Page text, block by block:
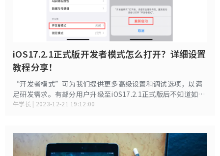
iOS17.2.1正式版开发者模式怎么打开？详细设置
教程分享！
“开发者模式”可为我们提供更多高级设置和调试选项，以满
足研发需求。有部分用户升级至iOS17.2.1正式版后不知道如何
打开“开发者模式”，iOS17.2.1正式版如何打开“开发者模
牛学长 | 2023-12-21 19:12:00